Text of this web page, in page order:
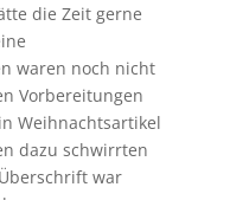
die Zeit gerne
waren noch nicht
Vorbereitungen
Weihnachtsartikel
dazu schwirrten
war